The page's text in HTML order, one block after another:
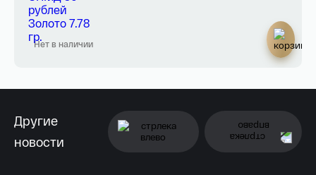
Нет в наличии
Другие
новости